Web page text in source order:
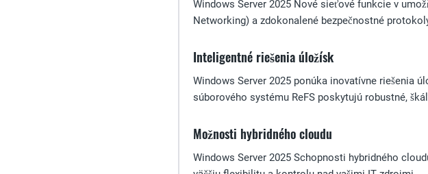
Windows Server 2025 Nové sieťové funkcie v
Networking) a zdokonalené bezpečnostné
Inteligentné riešenia úložísk
Windows Server 2025 ponúka inovatívne riešenia
súborového systému ReFS poskytujú robustné,
Možnosti hybridného cloudu
Windows Server 2025 Schopnosti hybridného